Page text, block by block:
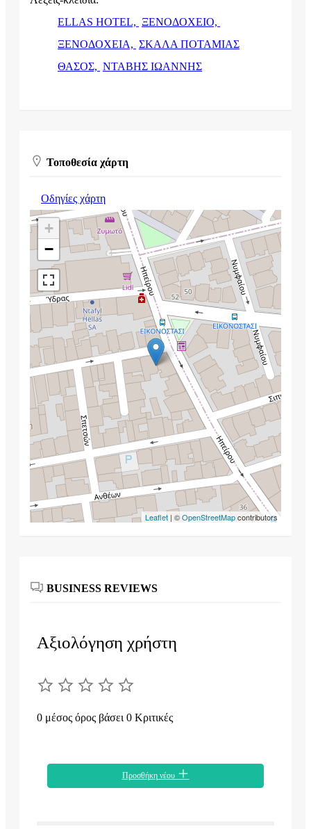
ELLAS HOTEL, ΞΕΝΟΔΟΧΕΙΟ,
ΞΕΝΟΔΟΧΕΙΑ, ΣΚΑΛΑ ΠΟΤΑΜΙΑΣ
ΘΑΣΟΣ, ΝΤΑΒΗΣ ΙΩΑΝΝΗΣ
Τοποθεσία χάρτη
Οδηγίες χάρτη
+
−
Leaflet | ©OpenStreetMapcontributors
BUSINESS REVIEWS
Αξιολόγηση χρήστη
0 μέσος όρος βάσει 0 Κριτικές
Προσθήκη νέου